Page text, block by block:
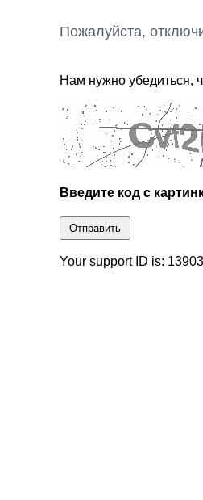
Пожалуйста,
Нам нужно убедиться,
Введите код с
Отправить
Your support ID is: